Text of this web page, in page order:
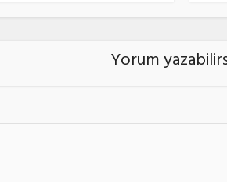
Yorum